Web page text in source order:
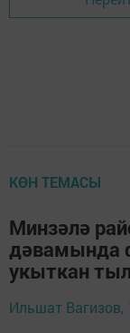
КӨН ТЕМАСЫ
Минзәлә
дәвамында
укыткан
Ильшат Вагизов,